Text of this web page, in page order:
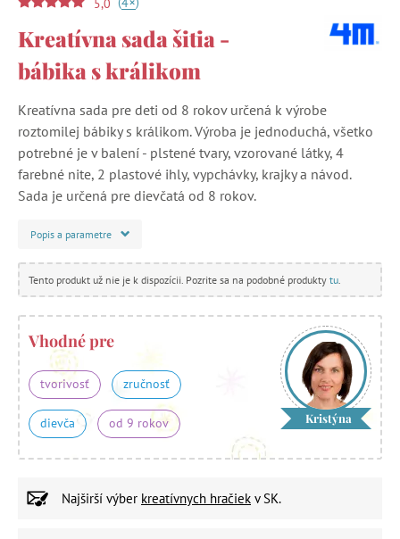
Kreatívna sada šitia -
bábika s králikom
Kreatívna sada pre deti od 8 rokov určená k výrobe
roztomilej bábiky s králikom. Výroba je jednoduchá, všetko
potrebné je v balení - plstené tvary, vzorované látky, 4
farebné nite, 2 plastové ihly, vypchávky, krajky a návod.
Sada je určená pre dievčatá od 8 rokov.
Popis a parametre
Tento produkt už nie je k dispozícii. Pozrite sa na podobné produkty tu
Vhodné pre
tvorivosť zručnosť
dievča od 9 rokov Kristýna
Najširší výber kreatívnych hračiek v SK.